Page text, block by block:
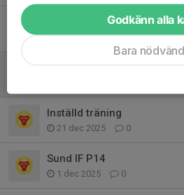
Arbetsuppgifter på
25 jan, 14:26 0
Inställd träning
21 dec 2025 0
Sund IF P14
1 dec 2025 0
Godkänn alla
Bara